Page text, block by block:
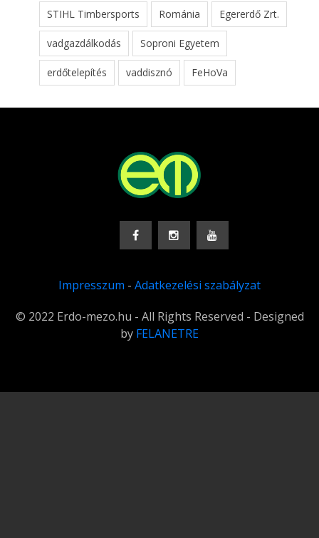
STIHL Timbersports Románia Egererdő Zrt.
vadgazdálkodás Soproni Egyetem
erdőtelepítés vaddisznó FeHoVa
Impresszum - Adatkezelési szabályzat
© 2022 Erdo-mezo.hu - All Rights Reserved - Designed
by FELANETRE